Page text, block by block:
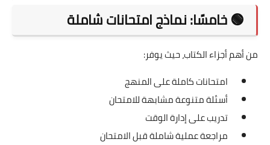
🟢 خامسًا: نماذج امتحانات شاملة
من أهم أجزاء الكتاب، حيث يوفر:
امتحانات كاملة على المنهج
أسئلة متنوعة مشابهة للامتحان
تدريب على إدارة الوقت
مراجعة عملية شاملة قبل الامتحان